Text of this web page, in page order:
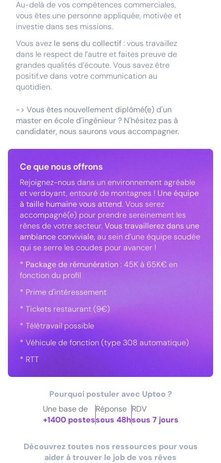
Au-delà de vos compétences commerciales,
vous êtes une personne appliquée, motivée et
investie dans ses missions.
Vous avez le sens du collectif: vous travaillez
dans le respect de l’autre et faites preuve de
grandes qualités d’écoute. Vous savez être
positif.ve dans votre communication au
quotidien.
-> Vous êtes nouvellement diplômé(e) d'un
master en école d'ingénieur ? N'hésitez pas à
candidater, nous saurons vous accompagner.
Ce que nous offrons
Rejoignez-nous dans un environnement agréable
et verdoyant, entouré de montagnes ! Une équipe
à taille humaine vous attend. Vous serez
accompagné(e) pour prendre sereinement les
rênes de votre secteur.Vous travaillerez dans une
ambiance conviviale, au sein d’une équipe soudée
qui se serre les coudes pour avancer !
* Package de rémunération: 45K à 65K€ en
fonction du profil
* Prime d'intéressement
* Tickets restaurant (9€)
* Télétravail possible
* Véhicule de fonction (type 308 automatique)
* RTT
Pourquoi postuler avec Uptoo ?
Une base de
+1400 postes
Réponse
sous 48h
RDV
sous 7 jours
Découvrez toutes nos ressources pour vous
aider à trouver le job de vos rêves